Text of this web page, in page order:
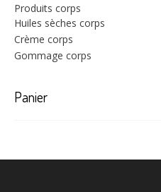
Produits corps
Huiles sèches corps
Crème corps
Gommage corps
Panier